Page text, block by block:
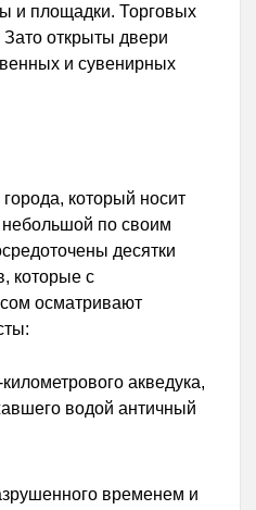
и площадки. Торговых
Зато открыты двери
и сувенирных
который носит
по своим
десятки
которые с
осматривают
акведука,
водой античный
временем и